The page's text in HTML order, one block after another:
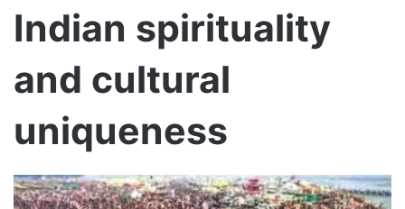
Indian spirituality
and cultural
uniqueness